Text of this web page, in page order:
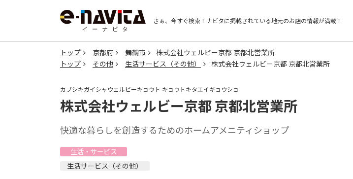
さぁ、今すぐ検索！ ナビタに掲載されている地元のお店の情報が満載！
トップ 京都府 舞鶴市
株式会社ウェルビー京都 京都北営業所
トップ
その他 生活サービス（その他） 株式会社ウェルビー京都 京都北営業所
カブシキガイシャウェルビーキョウト キョウトキタエイギョウショ
株式会社ウェルビー京都 京都北営業所
快適な暮らしを創造するためのホームアメニティショップ
生活・サービス
生活サービス（その他）